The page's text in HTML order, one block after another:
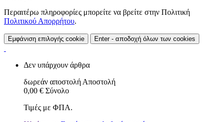
Περαιτέρω πληροφορίες μπορείτε να βρείτε στην Πολιτική
Πολιτικού Απορρήτου.
Εμφάνιση επιλογής cookie Enter - αποδοχή όλων των cookies
Δεν υπάρχουν άρθρα
δωρεάν αποστολή Αποστολή
0,00 € Σύνολο
Τιμές με ΦΠΑ.